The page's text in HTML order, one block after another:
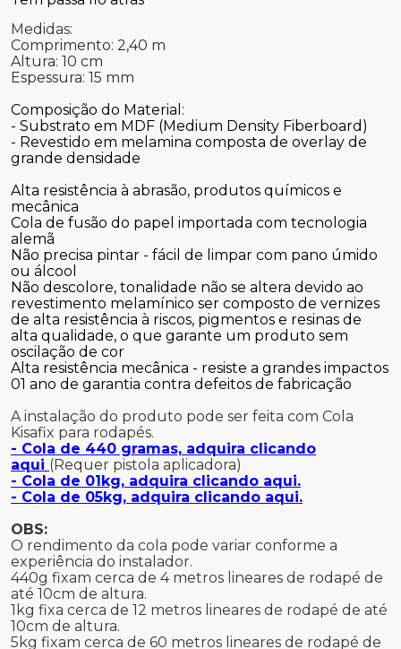
Medidas:
Comprimento: 2,40 m
Altura: 10 cm
Espessura: 15 mm
Composição do Material:
- Substrato em MDF (Medium Density Fiberboard)
- Revestido em melamina composta de overlay de
grande densidade
Alta resistência à abrasão, produtos químicos e
mecânica
Cola de fusão do papel importada com tecnologia
alemã
Não precisa pintar - fácil de limpar com pano úmido
ou álcool
Não descolore, tonalidade não se altera devido ao
revestimento melamínico ser composto de vernizes
de alta resistência à riscos, pigmentos e resinas de
alta qualidade, o que garante um produto sem
oscilação de cor
Alta resistência mecânica - resiste a grandes impactos
01 ano de garantia contra defeitos de fabricação
A instalação do produto pode ser feita com Cola
Kisafix para rodapés.
- Cola de 440 gramas, adquira clicando
aqui (Requer pistola aplicadora)
- Cola de 01kg, adquira clicando aqui.
- Cola de 05kg, adquira clicando aqui.
OBS:
O rendimento da cola pode variar conforme a
experiência do instalador.
440g fixam cerca de 4 metros lineares de rodapé de
até 10cm de altura.
1kg fixa cerca de 12 metros lineares de rodapé de até
10cm de altura.
5kg fixam cerca de 60 metros lineares de rodapé de